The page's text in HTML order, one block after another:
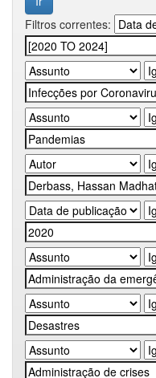
Filtros correntes: